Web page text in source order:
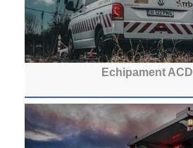
Echipament ACD